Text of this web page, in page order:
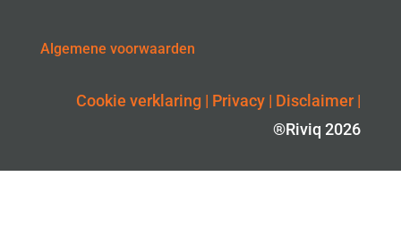
Algemene voorwaarden
Cookie verklaring | Privacy | Disclaimer |
®Riviq 2026